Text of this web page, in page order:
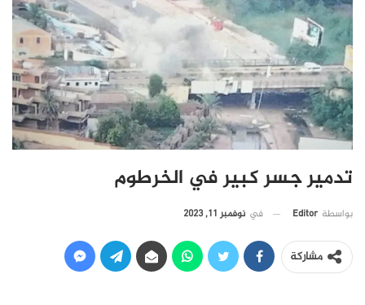
تدمير جسر كبير في الخرطوم
بواسطة Editor في نوفمبر 11, 2023
مشاركة